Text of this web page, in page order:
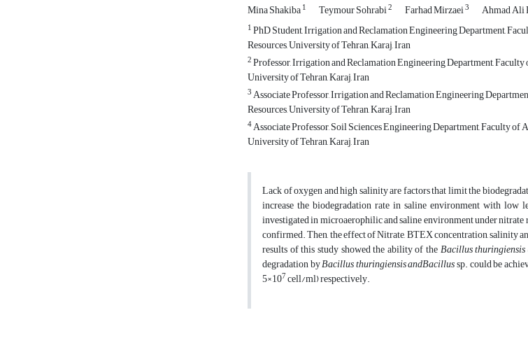
Mina Shakiba1 Teymour Sohrabi2 Farhad Mirzaei3 Ahmad Ali
1PhD Student, Irrigation and Reclamation Engineering Department,
Resources, University of Tehran, Karaj, Iran
2Professor, Irrigation and Reclamation Engineering Department,
University of Tehran, Karaj, Iran
3Associate Professor, Irrigation and Reclamation Engineering
Resources, University of Tehran, Karaj, Iran
4Associate Professor, Soil Sciences Engineering Department, Faculty
University of Tehran, Karaj, Iran
Lack of oxygen and high salinity are factors that limit the
increase the biodegradation rate in saline environment with
investigated in microaerophilic and saline environment under
confirmed. Then, the effect of Nitrate, BTEX concentration, salinity
results of this study showed the ability of theBacillus
degradation byBacillus thuringiensis andBacillussp. could be
5×107cell/ml) respectively.